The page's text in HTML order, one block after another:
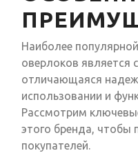
Наиболее
оверлоков является
отличающаяся
использовании и
Рассмотрим
этого бренда, чтобы
покупателей.